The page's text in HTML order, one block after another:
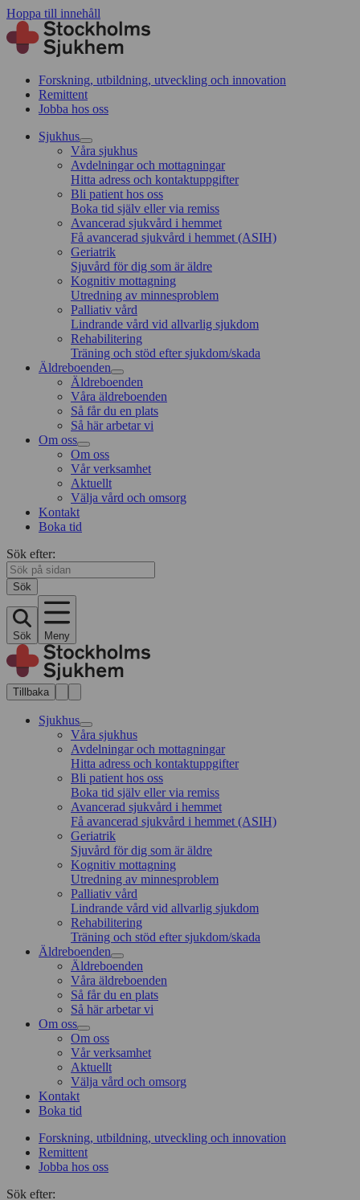
Hoppa till innehåll
Forskning, utbildning, utveckling och innovation
Remittent
Jobba hos oss
Sjukhus
Våra sjukhus
Avdelningar och mottagningar
Hitta adress och kontaktuppgifter
Bli patient hos oss
Boka tid själv eller via remiss
Avancerad sjukvård i hemmet
Få avancerad sjukvård i hemmet (ASIH)
Geriatrik
Sjuvård för dig som är äldre
Kognitiv mottagning
Utredning av minnesproblem
Palliativ vård
Lindrande vård vid allvarlig sjukdom
Rehabilitering
Träning och stöd efter sjukdom/skada
Äldreboenden
Äldreboenden
Våra äldreboenden
Så får du en plats
Så här arbetar vi
Om oss
Om oss
Vår verksamhet
Aktuellt
Välja vård och omsorg
Kontakt
Boka tid
Sök efter:
Sök
Sök Meny
Tillbaka
Sjukhus
Våra sjukhus
Avdelningar och mottagningar
Hitta adress och kontaktuppgifter
Bli patient hos oss
Boka tid själv eller via remiss
Avancerad sjukvård i hemmet
Få avancerad sjukvård i hemmet (ASIH)
Geriatrik
Sjuvård för dig som är äldre
Kognitiv mottagning
Utredning av minnesproblem
Palliativ vård
Lindrande vård vid allvarlig sjukdom
Rehabilitering
Träning och stöd efter sjukdom/skada
Äldreboenden
Äldreboenden
Våra äldreboenden
Så får du en plats
Så här arbetar vi
Om oss
Om oss
Vår verksamhet
Aktuellt
Välja vård och omsorg
Kontakt
Boka tid
Forskning, utbildning, utveckling och innovation
Remittent
Jobba hos oss
Sök efter: